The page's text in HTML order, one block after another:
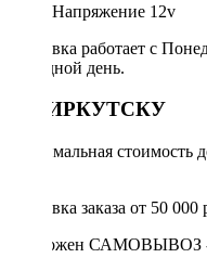
Напряжение 12v
Доставка работает с
выходной день.
ПО ИРКУТСКУ
Минимальная стоимость
Доставка заказа от 50
Возможен САМОВЫВОЗ